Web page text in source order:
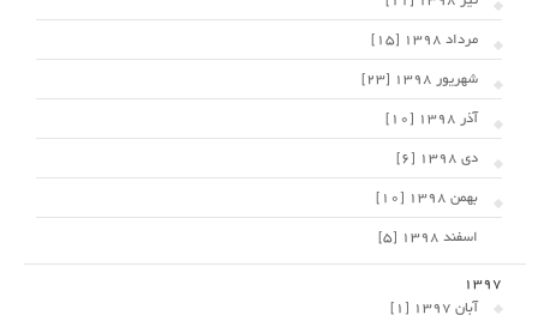
مرداد 1398 [15]
شهریور 1398 [23]
آذر 1398 [10]
دی 1398 [6]
بهمن 1398 [10]
اسفند 1398 [5]
1397
آبان 1397 [1]